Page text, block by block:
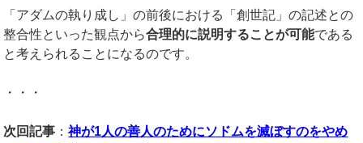
「アダムの執り成し」の前後における「創世記」の記述との
整合性といった観点から合理的に説明することが可能である
と考えられることになるのです。
・・・
次回記事 ：神が1人の善人のためにソドムを滅ぼすのをやめ